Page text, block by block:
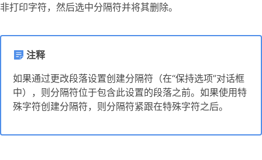
非打印字符，然后选中分隔符并将其删除。
注释
如果通过更改段落设置创建分隔符（在“保持选项”对话框
中），则分隔符位于包含此设置的段落之前。如果使用特
殊字符创建分隔符，则分隔符紧跟在特殊字符之后。